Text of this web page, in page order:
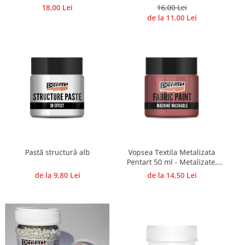
18,00 Lei
16,00 Lei
de la 11,00 Lei
Pastă structură alb
de la 9,80 Lei
Vopsea Textila Metalizata
Pentart 50 ml - Metalizate,
Delicate, Glamour
de la 14,50 Lei